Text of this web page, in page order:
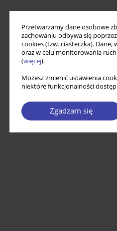
Przetwarzamy dane osobowe
zachowaniu odbywa się
cookies (tzw. ciasteczka).
oraz w celu monitorowania
(więcej).
Możesz zmienić ustawienia
niektóre funkcjonalności
Zgadzam się